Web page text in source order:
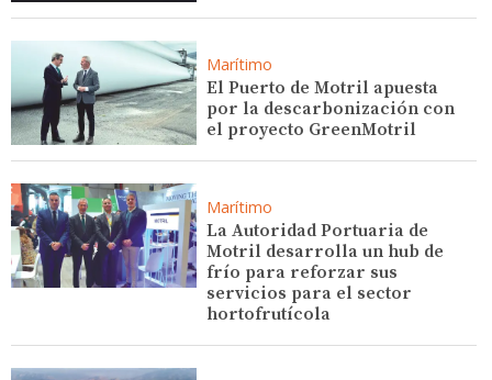
Marítimo
El Puerto de Motril apuesta
por la descarbonización con
el proyecto GreenMotril
Marítimo
La Autoridad Portuaria de
Motril desarrolla un hub de
frío para reforzar sus
servicios para el sector
hortofrutícola